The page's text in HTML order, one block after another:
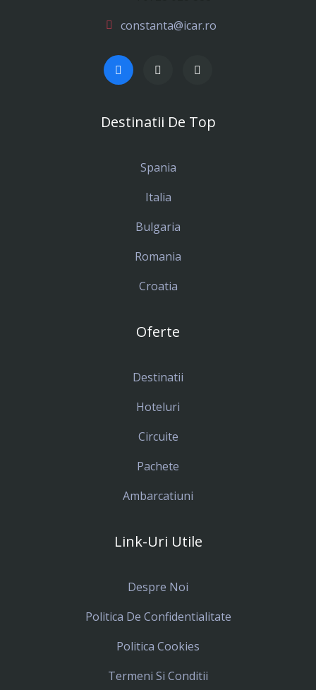
constanta@icar.ro
Destinatii De Top
Spania
Italia
Bulgaria
Romania
Croatia
Oferte
Destinatii
Hoteluri
Circuite
Pachete
Ambarcatiuni
Link-Uri Utile
Despre Noi
Politica De Confidentialitate
Politica Cookies
Termeni Si Conditii